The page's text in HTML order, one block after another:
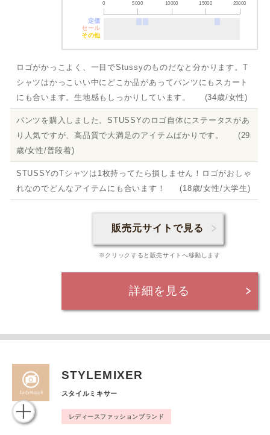
0 5000 10000 15000 20000
定価
セール
その他
ロゴがかっこよく、一目でStussyのものだなと分かります。T
シャツはかっこいい中にどこか品があってパンツにもスカート
にも合います。生地感もしっかりしています。 (34歳/女性)
パンツを購入しました。STUSSYのロゴ自体にステータスがあ
り人気ですが、高品質で大満足のアイテムばかりです。 (29
歳/女性/普段着)
STUSSYのTシャツは1枚持ってたら損しません！ロゴがおしゃ
れなのでどんなアイテムにも合います！ (18歳/女性/大学生)
販売元サイトで見る
※クリックすると販売サイトへ移動します
詳細を見る
STYLEMIXER
スタイルミキサー
レディースファッションブランド